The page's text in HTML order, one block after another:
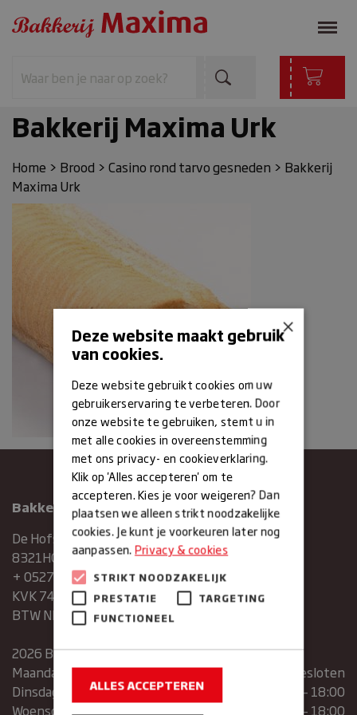
Bakkerij Maxima Urk
Home > Brood > Casino rond tarvo gesneden > Bakkerij
Maxima Urk
Bakkerij Maxima
De Hofstee 1
8321HG Urk
+ 0527683454
KVK 74286293
BTW NR. NL859839151B01
2026 Bakkerij Maxima
Maandag
gesloten
Dinsdag
07:30 – 13:00 | 14:00 – 18:00
Woensdag
07:30 – 13:00 | 14:00 – 18:00
×
Deze website maakt gebruik
van cookies.
Deze website gebruikt cookies om uw
gebruikerservaring te verbeteren. Door
onze website te gebruiken, stemt u in
met alle cookies in overeenstemming
met ons privacy- en cookieverklaring.
Klik op 'Alles accepteren' om te
accepteren. Kies je voor weigeren? Dan
plaatsen we alleen strikt noodzakelijke
cookies. Je kunt je voorkeuren later nog
aanpassen.Privacy & cookies
STRIKT NOODZAKELIJK
PRESTATIE
TARGETING
FUNCTIONEEL
ALLES ACCEPTEREN